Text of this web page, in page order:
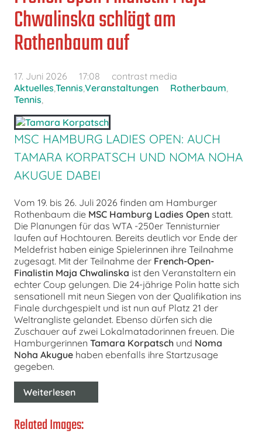
Chwalinska schlägt am
Rothenbaum auf
17. Juni 2026 17:08
contrast media
Aktuelles,Tennis,Veranstaltungen Rotherbaum,
Tennis,
MSC HAMBURG LADIES OPEN: AUCH
TAMARA KORPATSCH UND NOMA NOHA
AKUGUE DABEI
Vom 19. bis 26. Juli 2026 finden am Hamburger
Rothenbaum die MSC Hamburg Ladies Open statt.
Die Planungen für das WTA -250er Tennisturnier
laufen auf Hochtouren. Bereits deutlich vor Ende der
Meldefrist haben einige Spielerinnen ihre Teilnahme
zugesagt. Mit der Teilnahme der French-Open-
Finalistin Maja Chwalinska ist den Veranstaltern ein
echter Coup gelungen. Die 24-jährige Polin hatte sich
sensationell mit neun Siegen von der Qualifikation ins
Finale durchgespielt und ist nun auf Platz 21 der
Weltrangliste gelandet. Ebenso dürfen sich die
Zuschauer auf zwei Lokalmatadorinnen freuen. Die
Hamburgerinnen Tamara Korpatsch und Noma
Noha Akugue haben ebenfalls ihre Startzusage
gegeben.
Weiterlesen
Related Images: